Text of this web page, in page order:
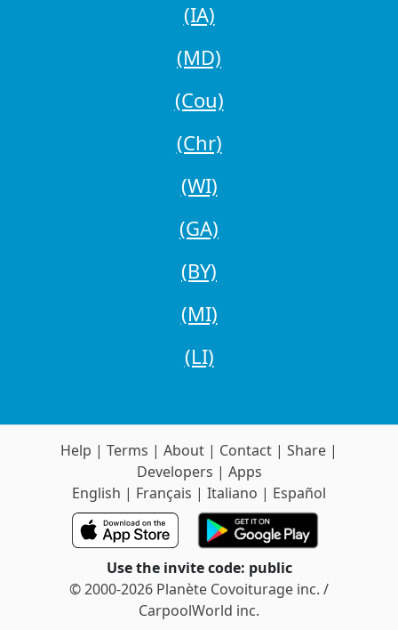
(IA)
(MD)
(Cou)
(Chr)
(WI)
(GA)
(BY)
(MI)
(LI)
Help | Terms | About | Contact | Share |
Developers | Apps
English | Français | Italiano | Español
Use the invite code: public
© 2000-2026 Planète Covoiturage inc. /
CarpoolWorld inc.